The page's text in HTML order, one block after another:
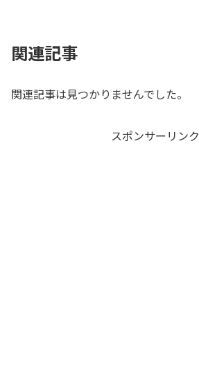
関連記事
関連記事は見つかりませんでした。
スポンサーリンク